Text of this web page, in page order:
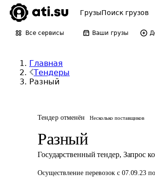
ГрузыПоиск грузов
Все сервисы Ваши грузы
Главная
Тендеры
Разный
Тендер отменён Несколько поставщиков
Разный
Государственный тендер, Запрос
Осуществление перевозок с 07.09.23